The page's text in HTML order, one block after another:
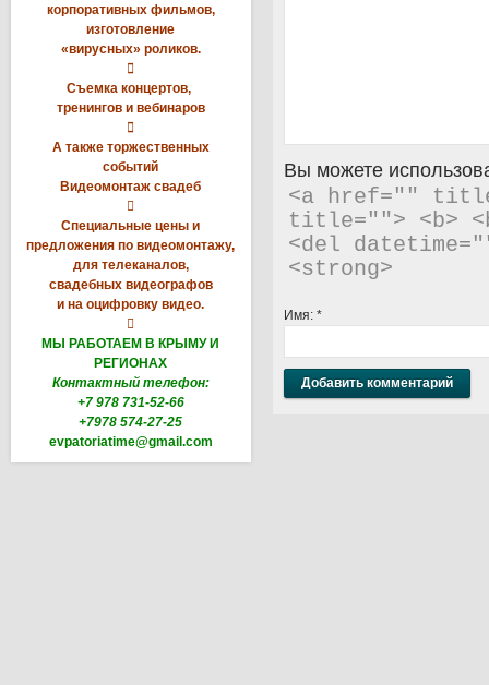
корпоративных фильмов,
изготовление
«вирусных» роликов.

Съемка концертов,
тренингов и вебинаров

А также торжественных
событий
Видеомонтаж свадеб

Специальные цены и
предложения по видеомонтажу,
для телеканалов,
свадебных видеографов
и на оцифровку видео.

МЫ РАБОТАЕМ В КРЫМУ И
РЕГИОНАХ
Контактный телефон:
+7 978 731-52-66
+7978 574-27-25
evpatoriatime@gmail.com
Вы можете
<a href=""
title=""> <b>
<del
<strong>
Имя: *